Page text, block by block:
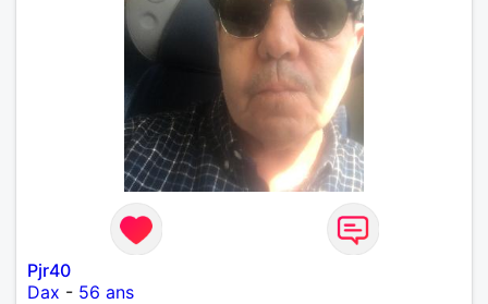
Pjr40
Dax - 56 ans